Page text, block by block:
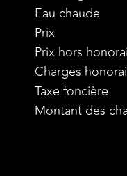
Eau chaude
Prix
Prix hors
Charges
Taxe foncière
Montant des